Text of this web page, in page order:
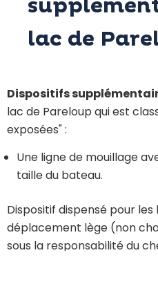
lac de
Dispositifs
lac de Pareloup qui est
exposées" :
Une ligne de mouillage
taille du bateau.
Dispositif dispensé pour
déplacement lège (non
sous la responsabilité du